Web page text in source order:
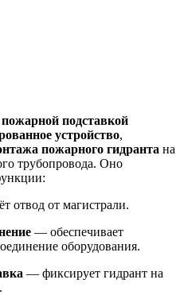
подставкой
устройство,
пожарного гидранта на
трубопровода. Оно
отвод от магистрали.
— обеспечивает
оборудования.
— фиксирует гидрант на